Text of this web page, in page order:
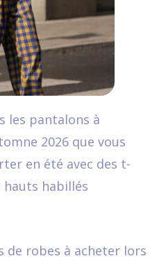
les pantalons à
2026 que vous
en été avec des t-
habillés